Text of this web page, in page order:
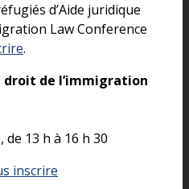
d’Aide juridique
Law Conference
.
droit de l’immigration
de 13 h à 16 h 30
inscrire